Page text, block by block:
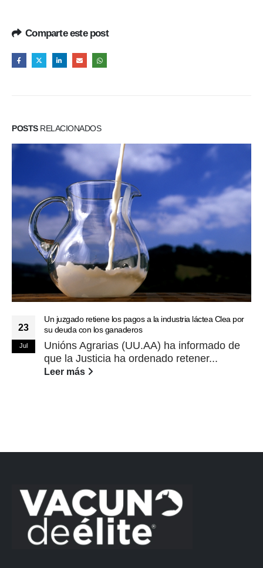
Comparte este post
POSTSRELACIONADOS
23
Jul
Un juzgado retiene los pagos a la industria láctea Clea por
su deuda con los ganaderos
Unións Agrarias (UU.AA) ha informado de
que la Justicia ha ordenado retener...
Leer más